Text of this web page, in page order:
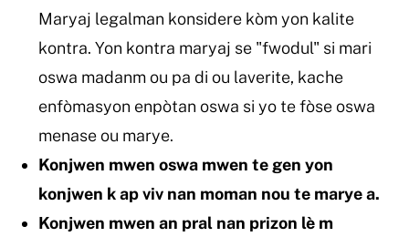
Maryaj legalman konsidere kòm yon kalite
kontra. Yon kontra maryaj se "fwodul" si mari
oswa madanm ou pa di ou laverite, kache
enfòmasyon enpòtan oswa si yo te fòse oswa
menase ou marye.
Konjwen mwen oswa mwen te gen yon
konjwen k ap viv nan moman nou te marye a.
Konjwen mwen an pral nan prizon lè m